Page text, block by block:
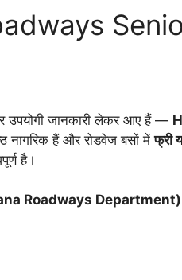
जानकारी लेकर आए हैं —
नागरिक हैं और रोडवेज बसों मेंफ्री
है।
Roadways Department)